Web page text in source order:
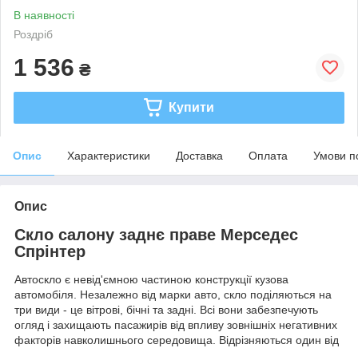
В наявності
Роздріб
1 536 ₴
Купити
Опис Характеристики Доставка Оплата Умови
Опис
Скло салону заднє праве Мерседес
Спрінтер
Автоскло є невід'ємною частиною конструкції кузова
автомобіля. Незалежно від марки авто, скло поділяються на
три види - це вітрові, бічні та задні. Всі вони забезпечують
огляд і захищають пасажирів від впливу зовнішніх негативних
факторів навколишнього середовища. Відрізняються один від